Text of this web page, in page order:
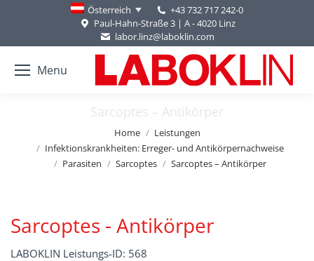
Österreich
+43 732 717 242-0
Paul-Hahn-Straße 3 | A - 4020 Linz
labor.linz@laboklin.com
Menu
Sarcoptes – Antikörper
Home
Leistungen
Infektionskrankheiten: Erreger- und Antikörpernachweise
Parasiten
Sarcoptes Sarcoptes – Antikörper
Sarcoptes - Antikörper
LABOKLIN Leistungs-ID: 568